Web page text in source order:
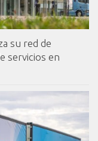
su red de
servicios en